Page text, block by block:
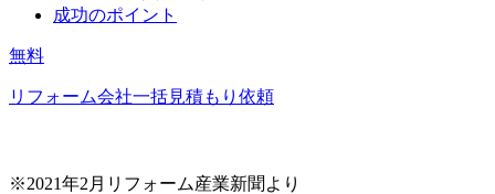
成功のポイント
無料
リフォーム会社一括見積もり依頼
※2021年2月リフォーム産業新聞より